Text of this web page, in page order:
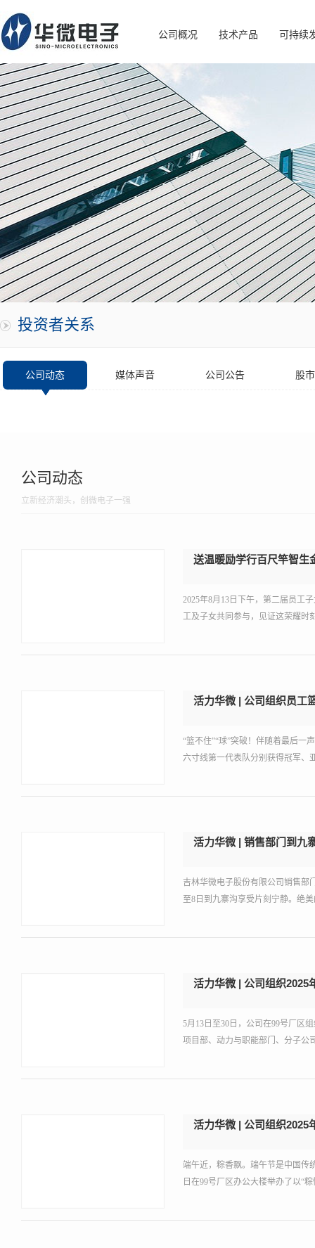
公司概况 技术产品 可持续
投资者关系
公司动态 媒体声音 公司公告 股
立新经济潮头，创微电子一强
公司动态
送温暖励学行百尺竿智生
2025年8月13日下午，第二届员工
工及子女共同参与，见证这荣耀时
活力华微 | 公司组织员工
“篮不住”“球”突破！伴随着最后一
六寸线第一代表队分别获得冠军、
活力华微 | 销售部门到九
吉林华微电子股份有限公司销售部
至8日到九寨沟享受片刻宁静。绝
活力华微 | 公司组织2025
5月13日至30日，公司在99号厂区
项目部、动力与职能部门、分子公
活力华微 | 公司组织2025
端午近，粽香飘。端午节是中国传
日在99号厂区办公大楼举办了以“